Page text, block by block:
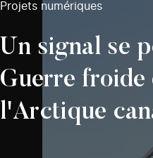
Projets numériques
Un signal se
Guerre froide
l'Arctique